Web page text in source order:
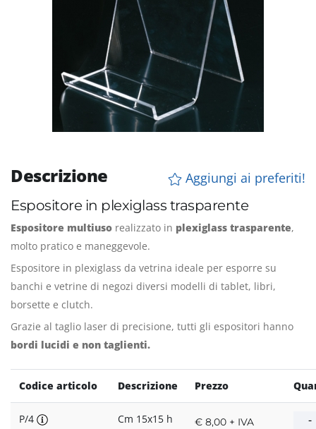
Descrizione
Aggiungi ai preferiti!
Espositore in plexiglass trasparente
Espositore multiuso realizzato in plexiglass trasparente,
molto pratico e maneggevole.
Espositore in plexiglass da vetrina ideale per esporre su
banchi e vetrine di negozi diversi modelli di tablet, libri,
borsette e clutch.
Grazie al taglio laser di precisione, tutti gli espositori hanno
bordi lucidi e non taglienti.
Codice articolo Descrizione Prezzo
P/4 Cm 15x15 h € 8,00 + IVA